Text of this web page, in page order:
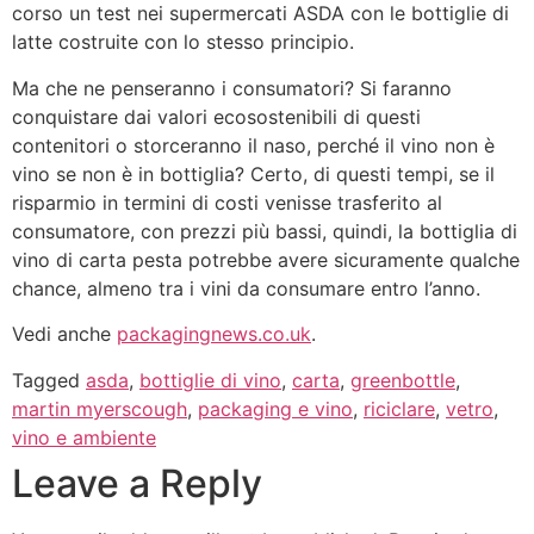
corso un test nei supermercati ASDA con le bottiglie di
latte costruite con lo stesso principio.
Ma che ne penseranno i consumatori? Si faranno
conquistare dai valori ecosostenibili di questi
contenitori o storceranno il naso, perché il vino non è
vino se non è in bottiglia? Certo, di questi tempi, se il
risparmio in termini di costi venisse trasferito al
consumatore, con prezzi più bassi, quindi, la bottiglia di
vino di carta pesta potrebbe avere sicuramente qualche
chance, almeno tra i vini da consumare entro l’anno.
Vedi anche packagingnews.co.uk.
Tagged asda, bottiglie di vino, carta, greenbottle,
martin myerscough, packaging e vino, riciclare, vetro,
vino e ambiente
Leave a Reply